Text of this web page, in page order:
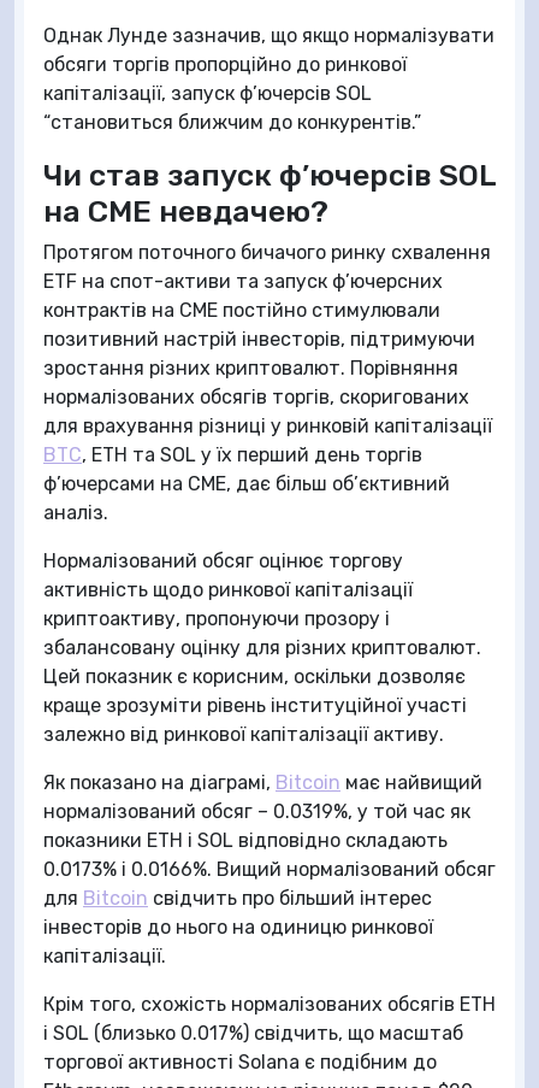
Однак Лунде зазначив, що якщо нормалізувати
обсяги торгів пропорційно до ринкової
капіталізації, запуск ф’ючерсів SOL
“становиться ближчим до конкурентів.”
Чи став запуск ф’ючерсів SOL
на CME невдачею?
Протягом поточного бичачого ринку схвалення
ETF на спот-активи та запуск ф’ючерсних
контрактів на CME постійно стимулювали
позитивний настрій інвесторів, підтримуючи
зростання різних криптовалют. Порівняння
нормалізованих обсягів торгів, скоригованих
для врахування різниці у ринковій капіталізації
BTC, ETH та SOL у їх перший день торгів
ф’ючерсами на CME, дає більш об’єктивний
аналіз.
Нормалізований обсяг оцінює торгову
активність щодо ринкової капіталізації
криптоактиву, пропонуючи прозору і
збалансовану оцінку для різних криптовалют.
Цей показник є корисним, оскільки дозволяє
краще зрозуміти рівень інституційної участі
залежно від ринкової капіталізації активу.
Як показано на діаграмі, Bitcoin має найвищий
нормалізований обсяг – 0.0319%, у той час як
показники ETH і SOL відповідно складають
0.0173% і 0.0166%. Вищий нормалізований обсяг
для Bitcoin свідчить про більший інтерес
інвесторів до нього на одиницю ринкової
капіталізації.
Крім того, схожість нормалізованих обсягів ETH
і SOL (близько 0.017%) свідчить, що масштаб
торгової активності Solana є подібним до